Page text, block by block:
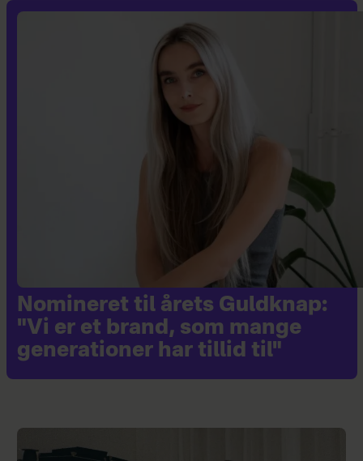
Nomineret til årets Guldknap:
"Vi er et brand, som mange
generationer har tillid til"